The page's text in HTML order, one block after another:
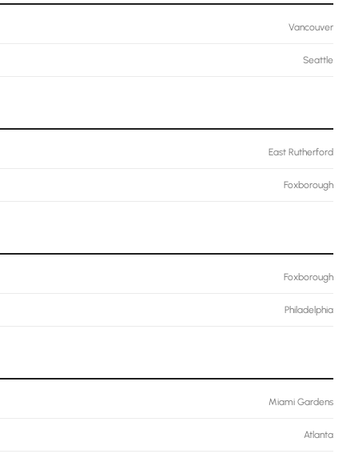
Vancouver
Seattle
East Rutherford
Foxborough
Foxborough
Philadelphia
Miami Gardens
Atlanta